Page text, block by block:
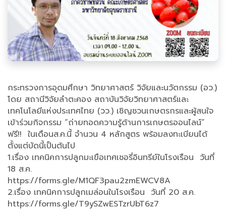
​กระทรวงการอุดมศึกษา วิทยาศาสตร์ วิจัยและนวัตกรรม (อว.)
โดย สถานีวิจัยลำตะคอง สถาบันวิจัยวิทยาศาสตร์และ
เทคโนโลยีแห่งประเทศไทย (วว.) เชิญชวนเกษตรกรและผู้สนใจ
เข้าร่วมกิจกรรม “ถ่ายทอดความรู้ด้านการเกษตรออนไลน์”
ฟรี!! ในเดือนส.ค.นี้ จำนวน 4 หลักสูตร พร้อมลงทะเบียนได้
ตั้งแต่บัดนี้เป็นต้นไป
1.เรื่อง เทคนิคการปลูกมะเขือเทศเชอรี่อินทรีย์ในโรงเรือน วันที่
18 ส.ค.
https://forms.gle/M1QF3pau2zmEWCV8A
2.เรื่อง เทคนิคการปลูกเมล่อนในโรงเรือน วันที่ 20 ส.ค.
https://forms.gle/T9ySZwESTzrUbT6z7